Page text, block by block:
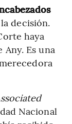
decisión.
haya
Es una
Nacional